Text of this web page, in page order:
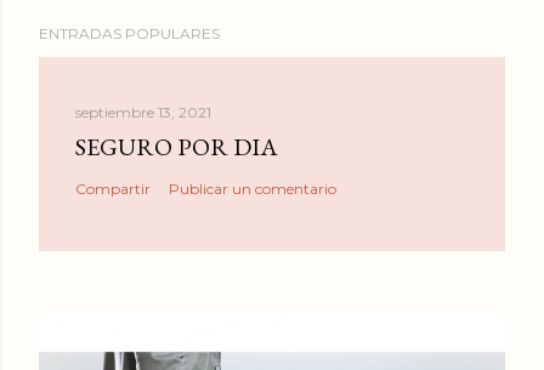
ENTRADAS POPULARES
septiembre 13, 2021
SEGURO POR DIA
Compartir Publicar un comentario